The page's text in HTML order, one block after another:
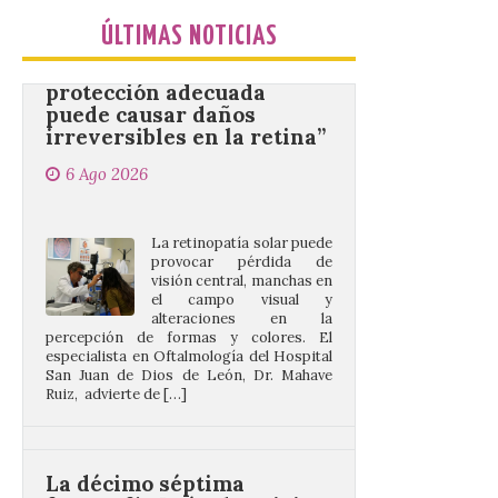
ÚLTIMAS NOTICIAS
“Mirar un eclipse sin
protección adecuada
puede causar daños
irreversibles en la retina”
6 Ago 2026
el campo visual y
alteraciones en la
percepción de formas y colores. El
especialista en Oftalmología del Hospital
San Juan de Dios de León, Dr. Mahave
Ruiz, advierte de […]
nos llega desde la